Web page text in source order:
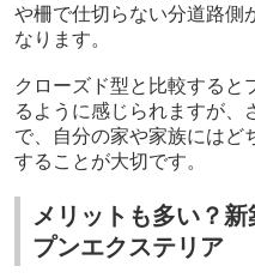
や柵で仕切らない分道路側
なります。
クローズド型と比較すると
るように感じられますが、
で、自分の家や家族にはど
することが大切です。
メリットも多い？
プンエクステリア